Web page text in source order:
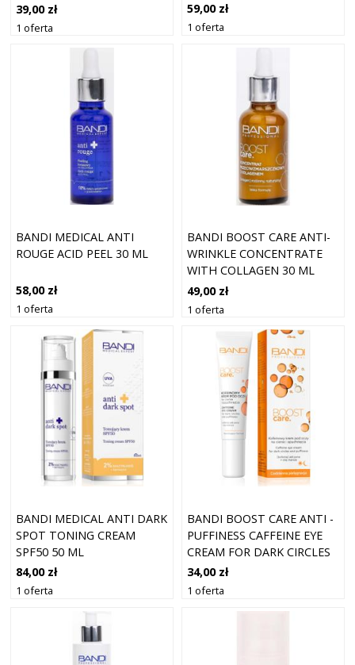
39,00 zł
1 oferta
59,00 zł
1 oferta
BANDI MEDICAL ANTI
ROUGE ACID PEEL 30 ML
58,00 zł
1 oferta
BANDI BOOST CARE ANTI-
WRINKLE CONCENTRATE
WITH COLLAGEN 30 ML
49,00 zł
1 oferta
BANDI MEDICAL ANTI DARK
SPOT TONING CREAM
SPF50 50 ML
84,00 zł
1 oferta
BANDI BOOST CARE ANTI -
PUFFINESS CAFFEINE EYE
CREAM FOR DARK CIRCLES
1
34,00 zł
1 oferta